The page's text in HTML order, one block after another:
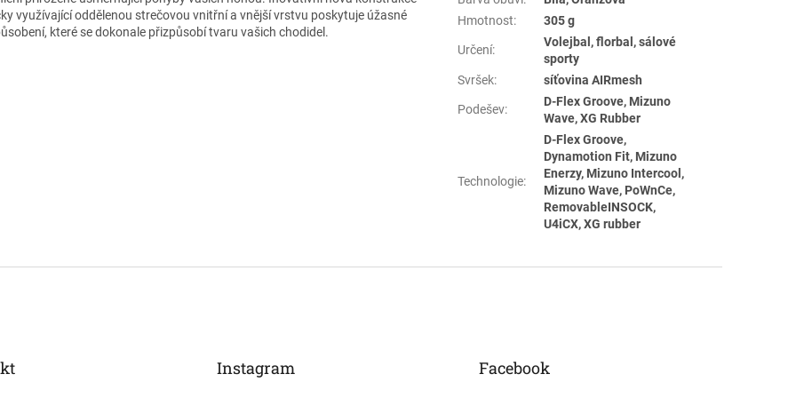
využívající oddělenou strečovou vnitřní a vnější vrstvu poskytuje úžasné
které se dokonale přizpůsobí tvaru vašich chodidel.
Hmotnost: 305 g
Určení:
Volejbal, florbal, sálové
sporty
Svršek: síťovina AIRmesh
Podešev:
D-Flex Groove, Mizuno
Wave, XG Rubber
Technologie:
D-Flex Groove,
Dynamotion Fit, Mizuno
Enerzy, Mizuno Intercool,
Mizuno Wave, PoWnCe,
RemovableINSOCK,
U4iCX, XG rubber
Instagram Facebook